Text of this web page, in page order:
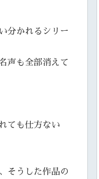
分かれるシリー
声も全部消えて
ても仕方ない
そうした作品の